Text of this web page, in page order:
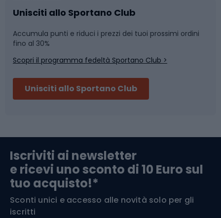
Caschi da ciclismo
Skitouring
Abbigliamento da escursionismo
Nuoto
Pattinaggio
Componenti per biciclette
Arrampicata
Medicina dello sport
Unisciti allo Sportano Club
Accumula punti e riduci i prezzi dei tuoi prossimi ordini
fino al 30%
Scopri il programma fedeltà Sportano Club >
Unisciti allo Sportano Club
Iscriviti ai newsletter
e ricevi uno sconto di 10 Euro sul
tuo acquisto!*
Sconti unici e accesso alle novità solo per gli
iscritti